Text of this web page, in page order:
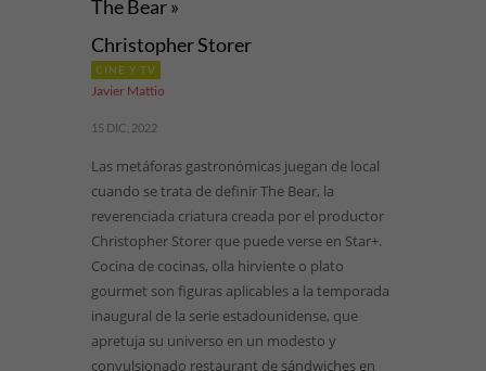
The Bear »
Christopher Storer
CINE Y TV
Javier Mattio
15 DIC, 2022
Las metáforas gastronómicas juegan de local
cuando se trata de definir The Bear, la
reverenciada criatura creada por el productor
Christopher Storer que puede verse en Star+.
Cocina de cocinas, olla hirviente o plato
gourmet son figuras aplicables a la temporada
inaugural de la serie estadounidense, que
apretuja su universo en un modesto y
convulsionado restaurant de sándwiches en